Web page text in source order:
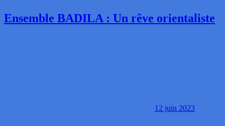
Ensemble BADILA : Un rêve orientaliste
12 juin 2023